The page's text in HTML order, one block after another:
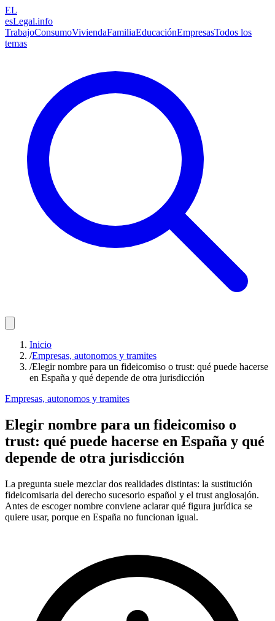
EL
esLegal.info
TrabajoConsumoViviendaFamiliaEducaciónEmpresasTodos los
temas
Inicio
/Empresas, autonomos y tramites
/Elegir nombre para un fideicomiso o trust: qué puede hacerse
en España y qué depende de otra jurisdicción
Empresas, autonomos y tramites
Elegir nombre para un fideicomiso o
trust: qué puede hacerse en España y qué
depende de otra jurisdicción
La pregunta suele mezclar dos realidades distintas: la sustitución
fideicomisaria del derecho sucesorio español y el trust anglosajón.
Antes de escoger nombre conviene aclarar qué figura jurídica se
quiere usar, porque en España no funcionan igual.